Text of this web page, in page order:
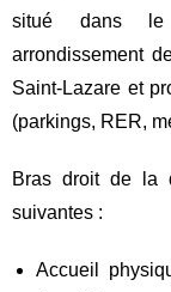
situé dans
arrondissement
Saint-Lazare et
(parkings, RER,
Bras droit de la
suivantes :
Accueil